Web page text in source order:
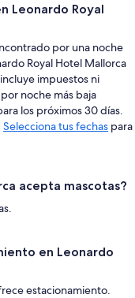
Leonardo Royal
por una noche
Royal Hotel Mallorca
impuestos ni
noche más baja
los próximos 30 días.
Selecciona tus fechas para
acepta mascotas?
en Leonardo
estacionamiento.